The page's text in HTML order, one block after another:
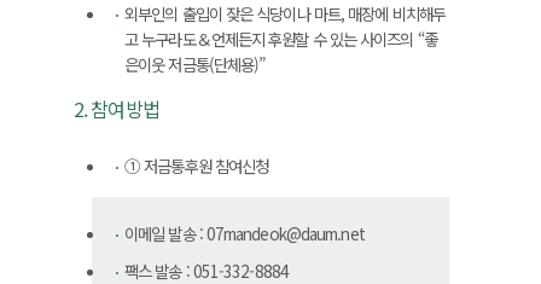
외부인의 출입이 잦은 식당이나 마트, 매장에 비치해두
고 누구라도＆언제든지 후원할 수 있는 사이즈의 “좋
은이웃 저금통(단체용)”
2. 참여방법
① 저금통후원 참여신청
이메일 발송 : 07mandeok@daum.net
팩스 발송 : 051-332-8884